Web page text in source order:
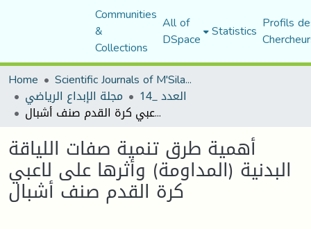
Communities
&
Collections
All of
DSpace Statistics Profils
Home
Scientific Journals of M'Sila University
مجلة الإبداع الرياضي العدد _14
أهمية طرق تنمية صفات اللياقة البدنية (المداومة) وأثرها على لاعبي كرة القدم صنف أشبال
أهمية طرق تنمية صفات اللياقة
البدنية (المداومة) وأثرها على لاعبي
كرة القدم صنف أشبال